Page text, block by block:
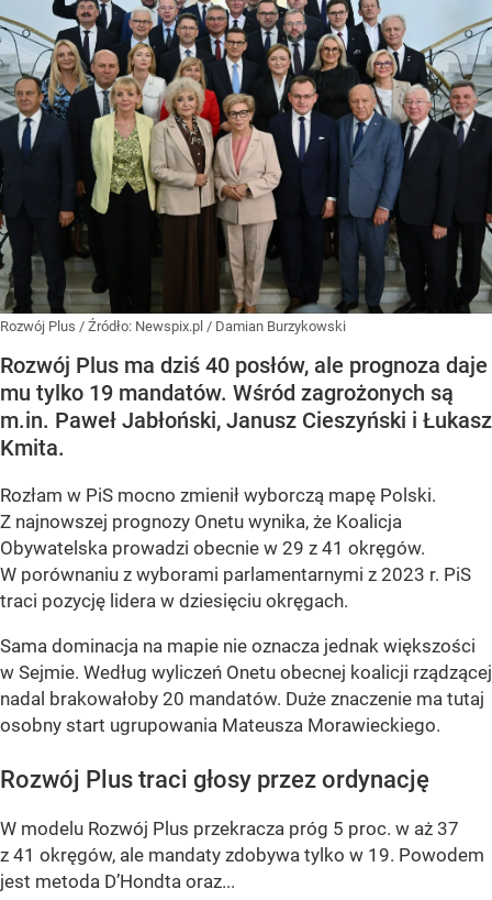
Rozwój Plus / Źródło: Newspix.pl / Damian Burzykowski
Rozwój Plus ma dziś 40 posłów, ale prognoza daje
mu tylko 19 mandatów. Wśród zagrożonych są
m.in. Paweł Jabłoński, Janusz Cieszyński i Łukasz
Kmita.
Rozłam w PiS mocno zmienił wyborczą mapę Polski.
Z najnowszej prognozy Onetu wynika, że Koalicja
Obywatelska prowadzi obecnie w 29 z 41 okręgów.
W porównaniu z wyborami parlamentarnymi z 2023 r. PiS
traci pozycję lidera w dziesięciu okręgach.
Sama dominacja na mapie nie oznacza jednak większości
w Sejmie. Według wyliczeń Onetu obecnej koalicji rządzącej
nadal brakowałoby 20 mandatów. Duże znaczenie ma tutaj
osobny start ugrupowania Mateusza Morawieckiego.
Rozwój Plus traci głosy przez ordynację
W modelu Rozwój Plus przekracza próg 5 proc. w aż 37
z 41 okręgów, ale mandaty zdobywa tylko w 19. Powodem
jest metoda D’Hondta oraz...